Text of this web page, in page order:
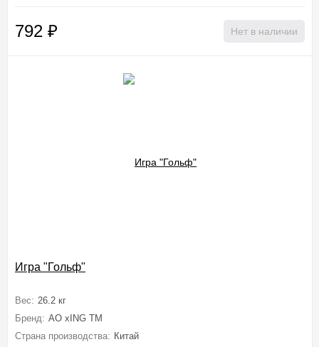
792 ₽ Нет в наличии
Игра "Гольф"
Вес: 26.2 кг
Бренд: AO xING TM
Страна производства: Китай